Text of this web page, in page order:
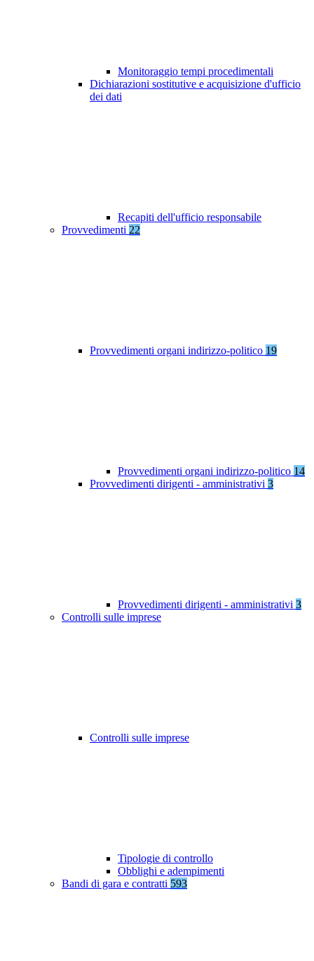
Monitoraggio tempi procedimentali
Dichiarazioni sostitutive e acquisizione d'ufficio
dei dati
Recapiti dell'ufficio responsabile
Provvedimenti 22
Provvedimenti organi indirizzo-politico 19
Provvedimenti organi indirizzo-politico 14
Provvedimenti dirigenti - amministrativi 3
Provvedimenti dirigenti - amministrativi 3
Controlli sulle imprese
Controlli sulle imprese
Tipologie di controllo
Obblighi e adempimenti
Bandi di gara e contratti 593